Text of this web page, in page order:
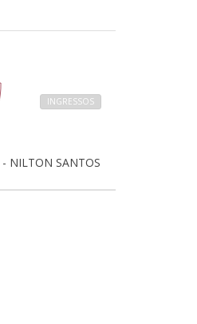
INGRESSOS
- NILTON SANTOS